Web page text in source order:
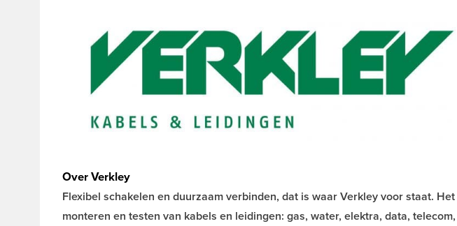
Over Verkley
Flexibel schakelen en duurzaam verbinden, dat is waar Verkley voor staat.
monteren en testen van kabels en leidingen: gas, water, elektra, data,